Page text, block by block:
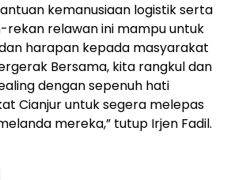
kemanusiaan logistik serta
rekan relawan ini mampu untuk
harapan kepada masyarakat
Bersama, kita rangkul dan
dengan sepenuh hati
Cianjur untuk segera melepas
mereka,” tutup Irjen Fadil.